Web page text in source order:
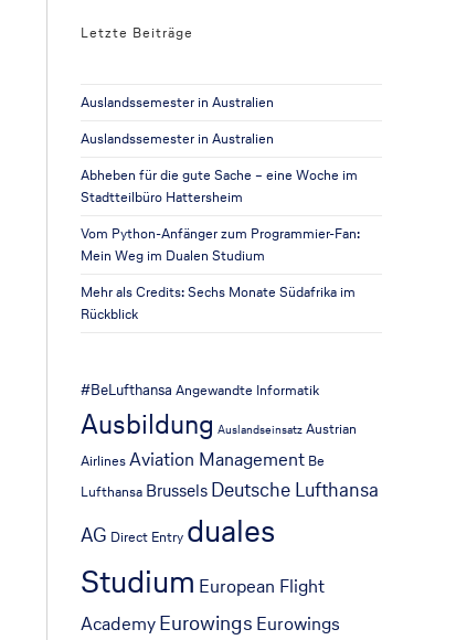
Letzte Beiträge
Auslandssemester in Australien
Auslandssemester in Australien
Abheben für die gute Sache – eine Woche im
Stadtteilbüro Hattersheim
Vom Python-Anfänger zum Programmier-Fan:
Mein Weg im Dualen Studium
Mehr als Credits: Sechs Monate Südafrika im
Rückblick
#BeLufthansa Angewandte Informatik
Ausbildung Auslandseinsatz Austrian
Airlines Aviation Management Be
Lufthansa BrusselsDeutsche Lufthansa
AG Direct Entry duales
Studium European Flight
AcademyEurowings Eurowings